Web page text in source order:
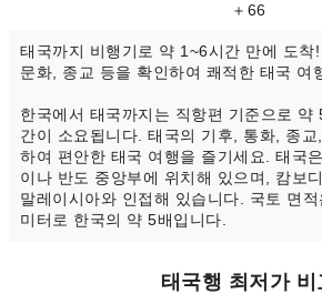
＋66
태국까지 비행기로 약 1~6시간 만에 도착
문화, 종교 등을 확인하여 쾌적한 태국 여
한국에서 태국까지는 직항편 기준으로 약
간이 소요됩니다. 태국의 기후, 통화, 종
하여 편안한 태국 여행을 즐기세요. 태국
이나 반도 중앙부에 위치해 있으며, 캄보
말레이시아와 인접해 있습니다. 국토 면
미터로 한국의 약 5배입니다.
태국행 최저가 비